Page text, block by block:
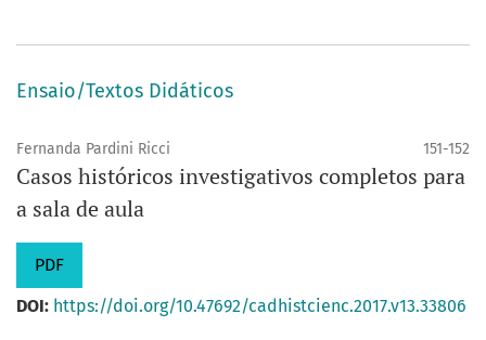
Ensaio/Textos Didáticos
Fernanda Pardini Ricci 151-152
Casos históricos investigativos completos para
a sala de aula
PDF
DOI: https://doi.org/10.47692/cadhistcienc.2017.v13.33806